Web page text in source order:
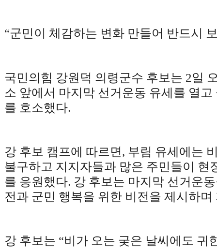
“군민이 체감하는 변화 만들어 반드시
국민의힘 강원덕 의령군수 후보는 2일
소 앞에서 마지막 선거운동 유세를 열
를 호소했다.
강 후보 캠프에 따르면, 부림 유세에는
불구하고 지지자들과 많은 주민들이 현
를 응원했다. 강 후보는 마지막 선거운
전과 군민 행복을 위한 비전을 제시하
강 후보는 “비가 오는 궂은 날씨에도 귀